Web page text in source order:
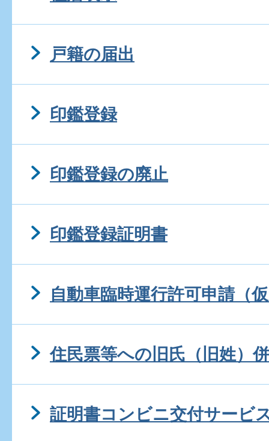
戸籍の届出
印鑑登録
印鑑登録の廃止
印鑑登録証明書
自動車臨時運行許可申請（
住民票等への旧氏（旧姓）
証明書コンビニ交付サービ